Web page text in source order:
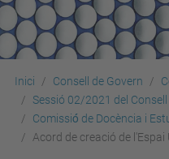
Inici Consell de Govern
Sessió 02/2021 del
Comissió́ de Docència i
Acord de creació de l'Espai